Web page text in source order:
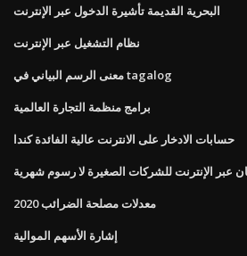
البحرية القديمة تأشيرة الدخول عبر الإنترنت
نظام التشغيل عبر الإنترنت
معنى الرسم البياني في tagalog
برامج منظمة التجارة العالمية
حسابات الادخار على الانترنت عالية الفائدة كندا
عبر الإنترنت للشركات الصغيرة لا رسوم شهرية
معدلات مصلحة الضرائب 2020
إشارة الأسهم الموالية